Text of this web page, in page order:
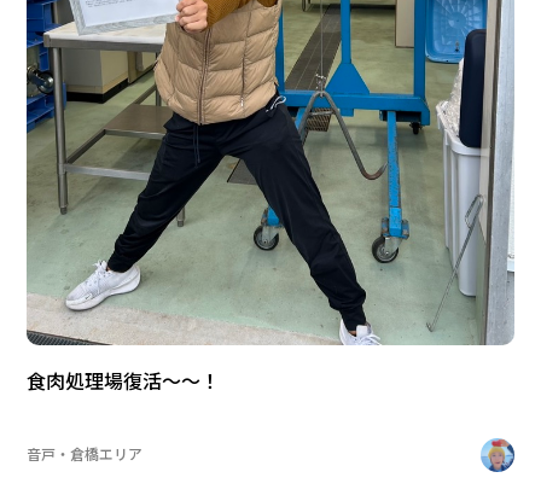
食肉処理場復活〜〜！
音戸・倉橋エリア